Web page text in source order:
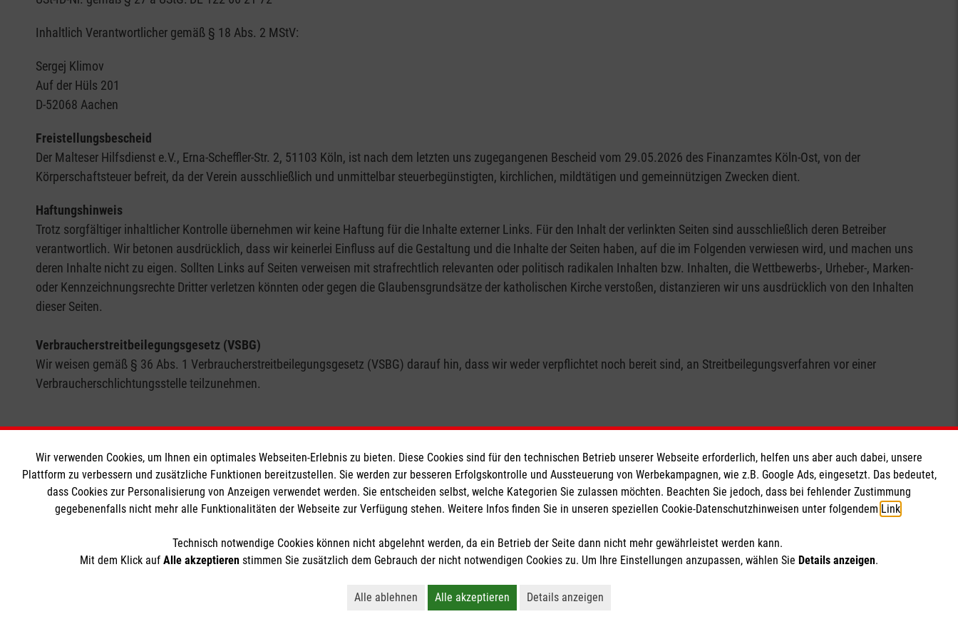
Inhaltlich Verantwortlicher gemäß § 18 Abs. 2 MStV:
Sergej Klimov
Auf der Hüls 201
D-52068 Aachen
Freistellungsbescheid
Der Malteser Hilfsdienst e.V., Erna-Scheffler-Str. 2, 51103 Köln, ist nach dem letzten uns zugegangenen Bescheid vom 29.05.2026 des Finanzamtes Köln-Ost, von der
Körperschaftsteuer befreit, da der Verein ausschließlich und unmittelbar steuerbegünstigten, kirchlichen, mildtätigen und gemeinnützigen Zwecken dient.
Haftungshinweis
Trotz sorgfältiger inhaltlicher Kontrolle übernehmen wir keine Haftung für die Inhalte externer Links. Für den Inhalt der verlinkten Seiten sind ausschließlich deren Betreiber
verantwortlich. Wir betonen ausdrücklich, dass wir keinerlei Einfluss auf die Gestaltung und die Inhalte der Seiten haben, auf die im Folgenden verwiesen wird, und machen uns
deren Inhalte nicht zu eigen. Sollten Links auf Seiten verweisen mit strafrechtlich relevanten oder politisch radikalen Inhalten bzw. Inhalten, die Wettbewerbs-, Urheber-, Marken-
oder Kennzeichnungsrechte Dritter verletzen könnten oder gegen die Glaubensgrundsätze der katholischen Kirche verstoßen, distanzieren wir uns ausdrücklich von den Inhalten
dieser Seiten.
Verbraucherstreitbeilegungsgesetz (VSBG)
Wir weisen gemäß § 36 Abs. 1 Verbraucherstreitbeilegungsgesetz (VSBG) darauf hin, dass wir weder verpflichtet noch bereit sind, an Streitbeilegungsverfahren vor einer
Verbraucherschlichtungsstelle teilzunehmen.
MBZ Euregio
Kurse für Ärzte
Internationale Kurskonzepte
Informationen
Kontakt
Datenschutz
Malteser online
Malteserorden
Malteser International
Soziale Netzwerke
Der Malteser Hilfsdienst e.V. ist als eingetragene gemeinnützige Organisation von der Körperschaft- und Gewerbesteuer befreit.
Wir verwenden Cookies, um Ihnen ein optimales Webseiten-Erlebnis zu bieten. Diese Cookies sind für den technischen Betrieb unserer Webseite erforderlich, helfen uns aber auch dabei, unsere
Plattform zu verbessern und zusätzliche Funktionen bereitzustellen. Sie werden zur besseren Erfolgskontrolle und Aussteuerung von Werbekampagnen, wie z.B. Google Ads, eingesetzt. Das bedeutet,
dass Cookies zur Personalisierung von Anzeigen verwendet werden. Sie entscheiden selbst, welche Kategorien Sie zulassen möchten. Beachten Sie jedoch, dass bei fehlender Zustimmung
gegebenenfalls nicht mehr alle Funktionalitäten der Webseite zur Verfügung stehen. Weitere Infos finden Sie in unseren speziellen Cookie-Datenschutzhinweisen unter folgendem Link
Technisch notwendige Cookies können nicht abgelehnt werden, da ein Betrieb der Seite dann nicht mehr gewährleistet werden kann.
Mit dem Klick auf Alle akzeptieren stimmen Sie zusätzlich dem Gebrauch der nicht notwendigen Cookies zu. Um Ihre Einstellungen anzupassen, wählen Sie Details anzeigen.
Alle ablehnen Alle akzeptieren Details anzeigen